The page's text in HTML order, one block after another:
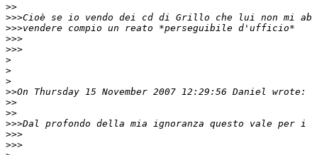
>>
>>>
>>>
>>>
>>>
>
>
>
>>
>>
>>
>>>
>>>
>>>